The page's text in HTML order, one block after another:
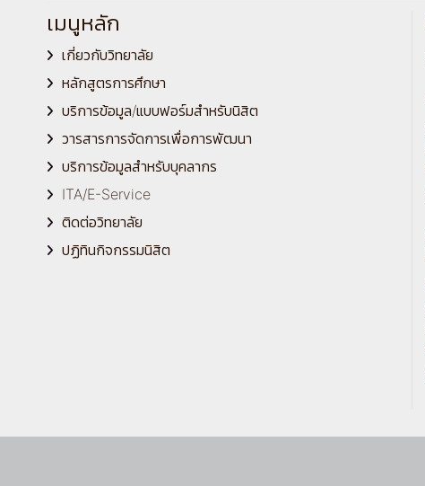
เมนูหลัก
เกี่ยวกับวิทยาลัย
หลักสูตรการศึกษา
บริการข้อมูล/แบบฟอร์มสำหรับนิสิต
วารสารการจัดการเพื่อการพัฒนา
บริการข้อมูลสำหรับบุคลากร
ITA/E-Service
ติดต่อวิทยาลัย
ปฏิทินกิจกรรมนิสิต